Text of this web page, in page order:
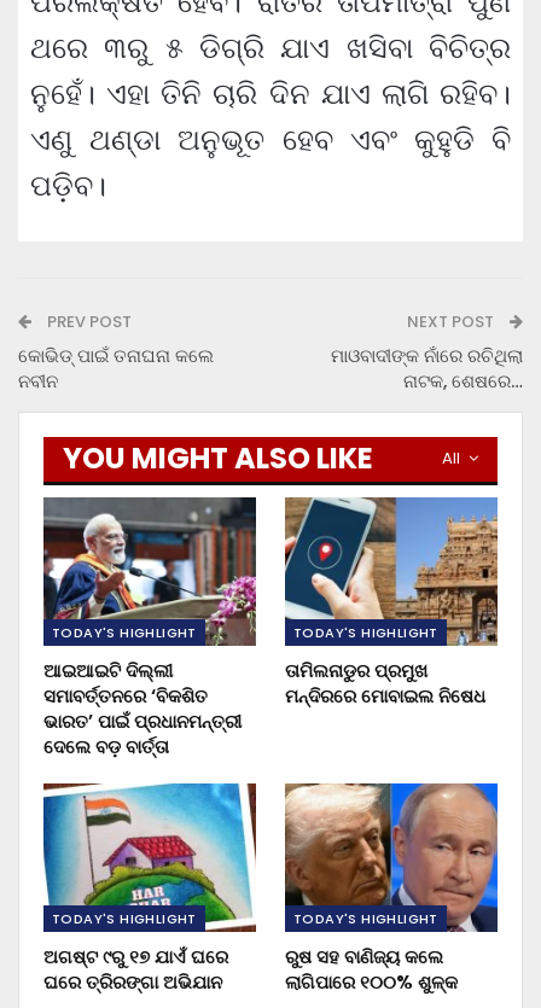
ଥରେ ୩ରୁ ୫ ଡିଗ୍ରି ଯାଏ ଖସିବା ବିଚିତ୍ର
ନୁହେଁ। ଏହା ତିନି ଚାରି ଦିନ ଯାଏ ଲାଗି ରହିବ।
ଏଣୁ ଥଣ୍ଡା ଅନୁଭୂତ ହେବ ଏବଂ କୁହୁଡି ବି
ପଡ଼ିବ।
PREV POST
କୋଭିଡ୍ ପାଇଁ ତନାଘନା କଲେ
ନବୀନ
NEXT POST
ମାଓବାଦୀଙ୍କ ନାଁରେ ରଚିଥିଲା
ନାଟକ, ଶେଷରେ…
All
YOU MIGHT ALSO LIKE
TODAY'S HIGHLIGHT
ଆଇଆଇଟି ଦିଲ୍ଲୀ
ସମାବର୍ତ୍ତନରେ ‘ବିକଶିତ
ଭାରତ’ ପାଇଁ ପ୍ରଧାନମନ୍ତ୍ରୀ
ଦେଲେ ବଡ଼ ବାର୍ତ୍ତା
TODAY'S HIGHLIGHT
ତାମିଲନାଡୁର ପ୍ରମୁଖ
ମନ୍ଦିରରେ ମୋବାଇଲ ନିଷେଧ
TODAY'S HIGHLIGHT
ଅଗଷ୍ଟ ୯ରୁ ୧୭ ଯାଏଁ ଘରେ
ଘରେ ତ୍ରିରଙ୍ଗା ଅଭିଯାନ
TODAY'S HIGHLIGHT
ରୁଷ ସହ ବାଣିଜ୍ୟ କଲେ
ଲାଗିପାରେ ୧୦୦% ଶୁଳ୍କ